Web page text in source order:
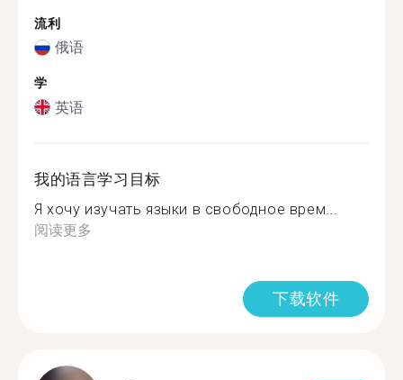
流利
俄语
学
英语
我的语言学习目标
Я хочу изучать языки в свободное врем...
阅读更多
下载软件